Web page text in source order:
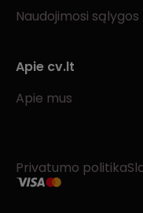
Naudojimosi sąlygos
Apie cv.lt
Apie mus
Privatumo politika